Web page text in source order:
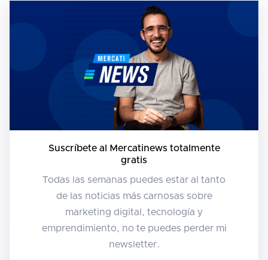
Suscríbete al Mercatinews totalmente
gratis
Todas las semanas puedes estar al tanto
de las noticias más carnosas sobre
marketing digital, tecnología y
emprendimiento, no te puedes perder mi
newsletter.